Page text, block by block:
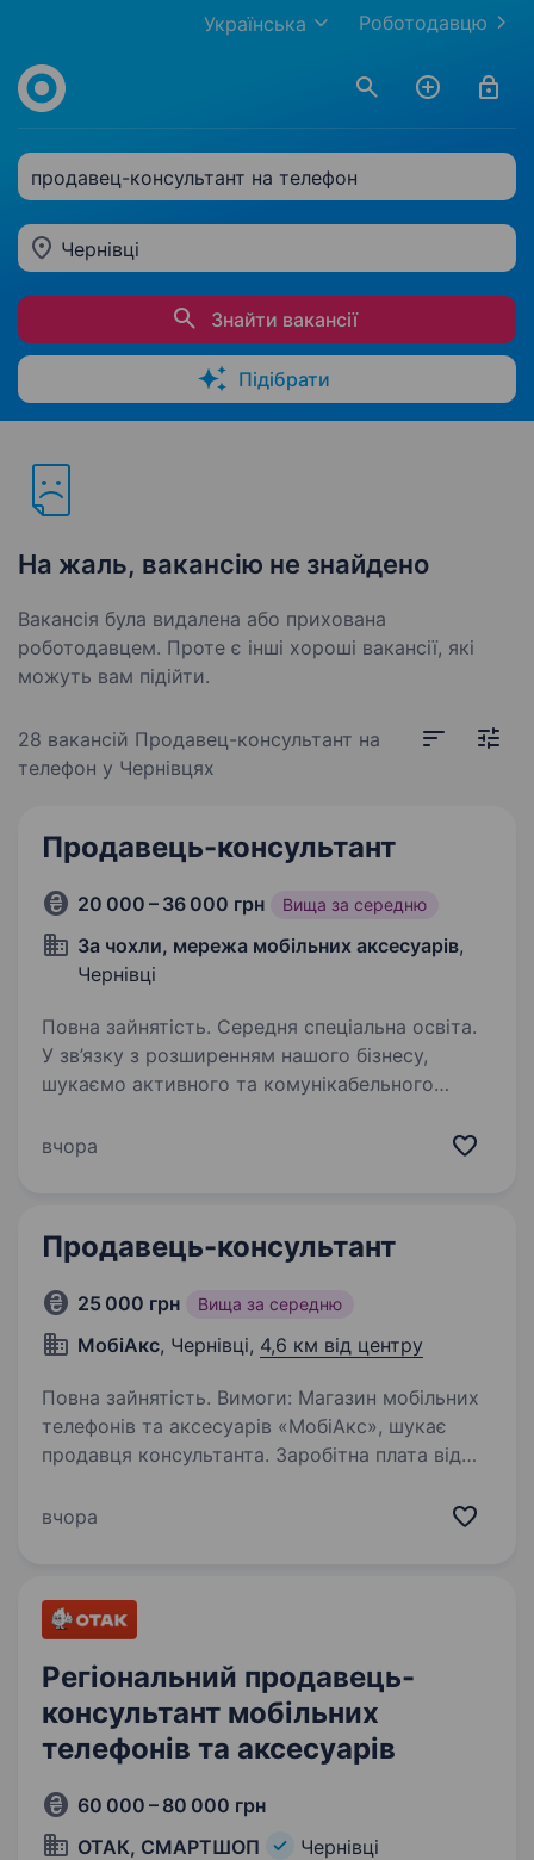
Роботодавцю
Українська
продавец-консультант на телефон
Чернівці
Знайти вакансії
Підібрати
На жаль, вакансію не знайдено
Вакансія була видалена або прихована
роботодавцем. Проте є інші хороші вакансії, які
можуть вам підійти.
28 вакансій Продавец-консультант на
телефон у Чернівцях
Продавець-консультант
20 000 – 36 000 грн Вища за середню
За чохли, мережа мобільних аксесуарів,
Чернівці
Повна зайнятість. Середня спеціальна освіта.
У зв’язку з розширенням нашого бізнесу,
шукаємо активного та комунікабельного
у мережі наших магазинів. Ми раді розглянути
вчора
Продавець-консультант
25 000 грн Вища за середню
МобіАкс, Чернівці, 4,6 км від центру
Повна зайнятість. Вимоги: Магазин мобільних
телефонів та аксесуарів «МобіАкс», шукає
продавця консультанта. Заробітна плата від
людину без досвіду та навчити всього.
вчора
Регіональний продавець-
консультант мобільних
телефонів та аксесуарів
60 000 – 80 000 грн
ОТАК, СМАРТШОП
Чернівці